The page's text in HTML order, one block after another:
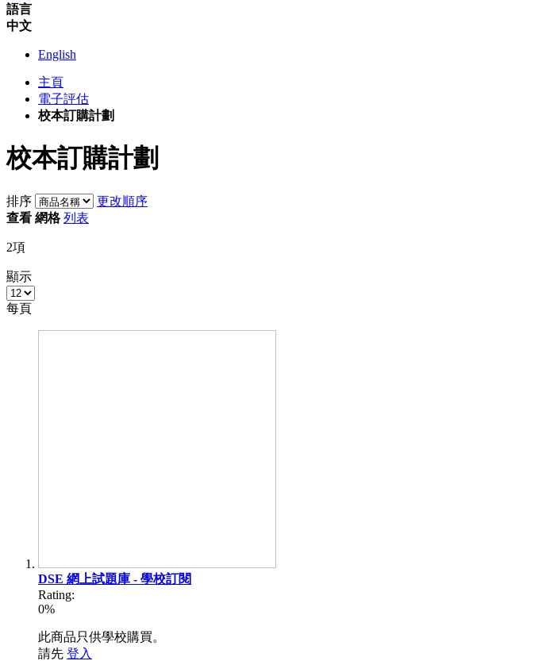
語言
中文
English
主頁
電子評估
校本訂購計劃
校本訂購計劃
排序
更改順序
查看 網格 列表
2項
顯示
每頁
DSE 網上試題庫 - 學校訂閱
Rating:
0%
此商品只供學校購買。
請先 登入